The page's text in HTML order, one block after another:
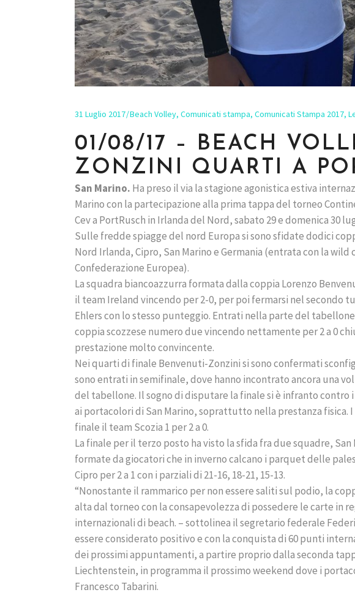
31 Luglio 2017 Beach Volley, Comunicati stampa, Comunicati Stampa 2017,
01/08/17 – BEACH
ZONZINI QUARTI A
San Marino. Ha preso il via la stagione agonistica estiva
Marino con la partecipazione alla prima tappa del torneo
Cev a PortRusch in Irlanda del Nord, sabato 29 e domenica 30
Sulle fredde spiagge del nord Europa si sono sfidate dodici
Nord Irlanda, Cipro, San Marino e Germania (entrata con la
Confederazione Europea).
La squadra biancoazzurra formata dalla coppia Lorenzo
il team Ireland vincendo per 2-0, per poi fermarsi nel secondo
Ehlers con lo stesso punteggio. Entrati nella parte del
coppia scozzese numero due vincendo nettamente per 2 a 0
prestazione molto convincente.
Nei quarti di finale Benvenuti-Zonzini si sono confermati
sono entrati in semifinale, dove hanno incontrato ancora una
del tabellone. Il sogno di disputare la finale si è infranto contro
ai portacolori di San Marino, soprattutto nella prestanza
finale il team Scozia 1 per 2 a 0.
La finale per il terzo posto ha visto la sfida fra due squadre,
formate da giocatori che in inverno calcano i parquet delle
Cipro per 2 a 1 con i parziali di 21-16, 18-21, 15-13.
“Nonostante il rammarico per non essere saliti sul podio, la
alta dal torneo con la consapevolezza di possedere le carte in
internazionali di beach. – sottolinea il segretario federale
essere considerato positivo e con la conquista di 60 punti
dei prossimi appuntamenti, a partire proprio dalla seconda
Liechtenstein, in programma il prossimo weekend dove i
Francesco Tabarini.